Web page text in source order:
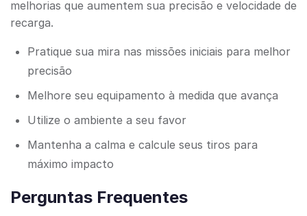
melhorias que aumentem sua precisão e velocidade de
recarga.
Pratique sua mira nas missões iniciais para melhor
precisão
Melhore seu equipamento à medida que avança
Utilize o ambiente a seu favor
Mantenha a calma e calcule seus tiros para
máximo impacto
Perguntas Frequentes